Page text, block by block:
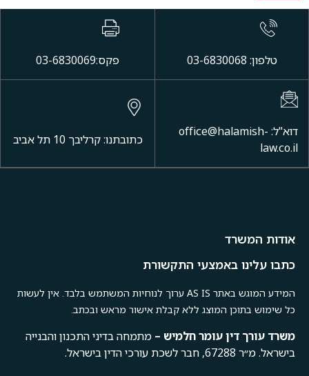
טלפון: 03-6830068 פקס:03-6830069
דוא"ל: office@halamish-
law.co.il
כתובתנו: קרליבך 10 תל אביב
אודות המשרד
כתבו עלינו באמצעי התקשורת
המידע המוגש באתר AS IS ערוך לנוחיות המשתמש בלבד. אין לעשות
כל שימוש בתוכן המוצג ללא קבלת אישור מראש ובכתב.
משרד עורךדיןעומרחלמיש – מתמחה בדיני התכנון והבנייה
בישראל. מ״ר 67288, חבר לשכת עורכי הדין בישראל.